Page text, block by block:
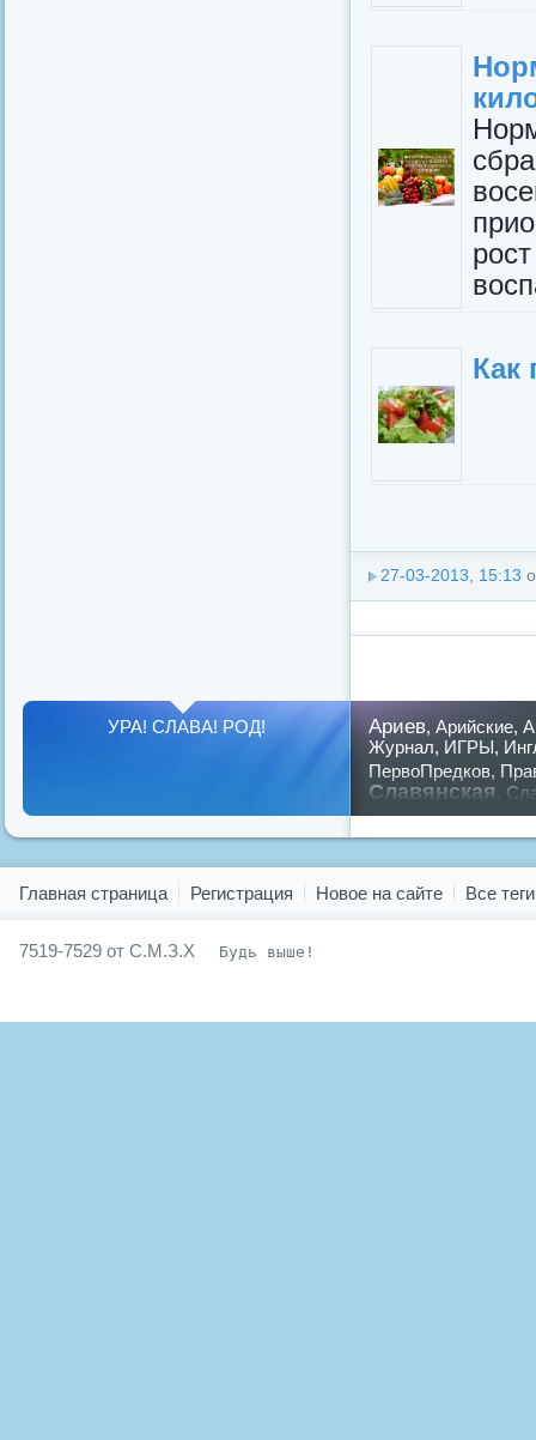
Как
27-03-2013, 15:13
Ариев, Арийские,
Журнал, ИГРЫ,
ПервоПредков,
Славянская
русский,славян
УРА! СЛАВА! РОД!
Главная страница Регистрация Новое на сайте Все теги
7519-7529 от С.М.З.Х Будь выше!